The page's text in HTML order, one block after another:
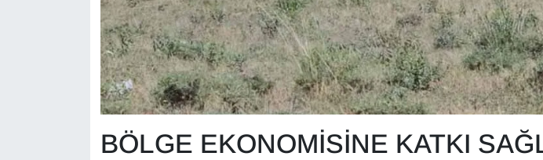
BÖLGE EKONOMİSİNE KATKI
ONE EKONOMİ
POLİTİKA
Resmi İlanlar
RÖPORTAJ